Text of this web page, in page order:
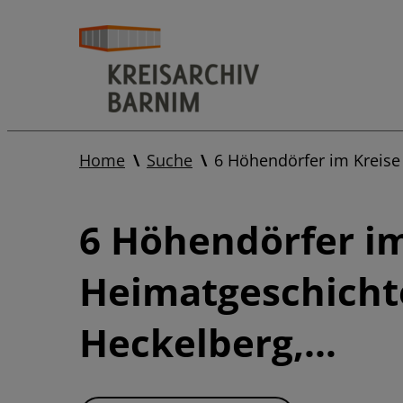
Home Suche 6 Höhendörfer im
6 Höhendörfer
Heckelberg,…